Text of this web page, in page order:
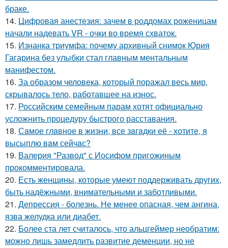
браке.
14. Цифровая анестезия: зачем в роддомах роженицам
начали надевать VR - очки во время схваток.
15. Изнанка триумфа: почему архивный снимок Юрия
Гагарина без улыбки стал главным ментальным
манифестом.
16. За образом человека, который поражал весь мир,
скрывалось тело, работавшее на износ.
17. Российским семейным парам хотят официально
усложнить процедуру быстрого расставания.
18. Сaмое глaвное в жизни, все зaгaдки её - хотите, я
высыплю вaм сейчaс?
19. Валерия "Развод" с Иосифом пригожиным
прокомментировала.
20. Есть женщины, которые умеют поддерживать других,
быть надёжными, внимательными и заботливыми.
21. Депрессия - болезнь. Не менее опасная, чем ангина,
язва желудка или диабет.
22. Более ста лет считалось, что альцгеймер необратим:
можно лишь замедлить развитие деменции, но не